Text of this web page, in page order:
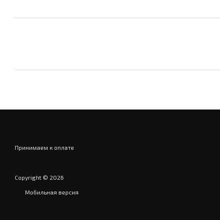
Принимаем к оплате
Copyright © 2026
Мобильная версия